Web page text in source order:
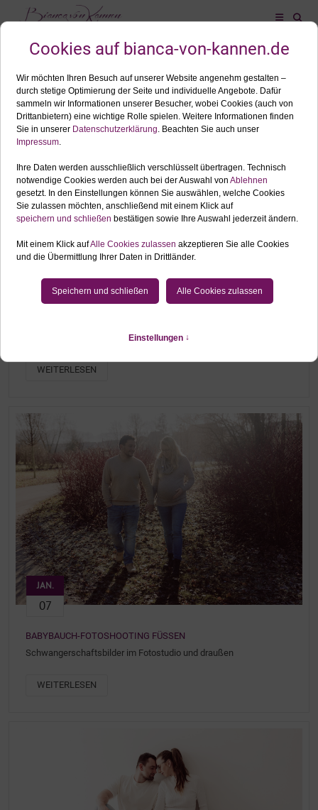
Schwangerschaftsshooting in der Nähe von Füssen
WEITERLESEN
JAN.
07
BABYBAUCH-FOTOSHOOTING FÜSSEN
Schwangerschaftsbilder im Fotostudio und draußen
WEITERLESEN